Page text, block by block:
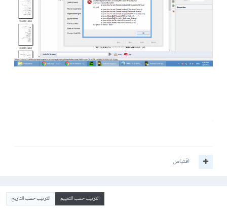
اقتباس
الترتيب حسب التقييم الترتيب حسب التاريخ